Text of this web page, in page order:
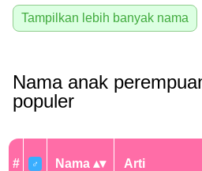
Tampilkan lebih banyak nama
Nama anak
populer
# ♂ Nama Arti